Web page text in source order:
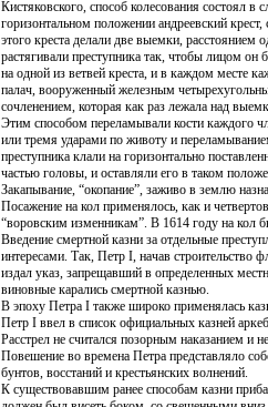
Кистяковского, способ колесования состоял
горизонтальном положении андреевский
этого креста делали две выемки, расстоянием
растягивали преступника так, чтобы лицом
на одной из ветвей креста, и в каждом месте
палач, вооруженный железным
сочленением, которая как раз лежала над
Этим способом переламывали кости каждого
или тремя ударами по животу и
преступника клали на горизонтально
частью головы, и оставляли его в таком
Закапывание, “окопание”, заживо в землю
Посажение на кол применялось, как и
“воровским изменникам”. В 1614 году на
Введение смертной казни за отдельные
интересами. Так, Петр I, начав строительство
издал указ, запрещавший в определенных
виновные карались смертной казнью.
В эпоху Петра I также широко применялась
Петр I ввел в список официальных казней
Расстрел не считался позорным наказанием и
Повешение во времена Петра представляло
бунтов, восстаний и крестьянских волнений.
К существовавшим ранее способам казни